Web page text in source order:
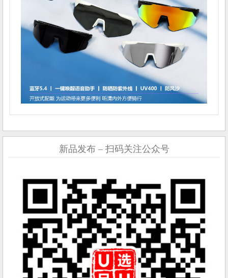
新品发布 – 扫码关注公众号